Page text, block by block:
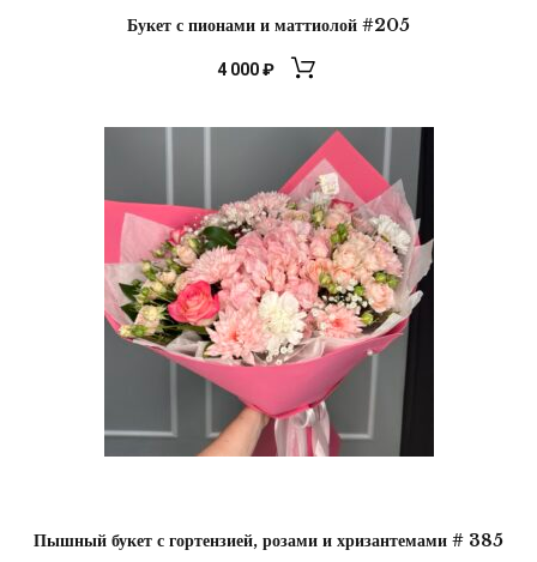
Букет с пионами и маттиолой #205
4 000₽
Пышный букет с гортензией, розами и хризантемами # 385